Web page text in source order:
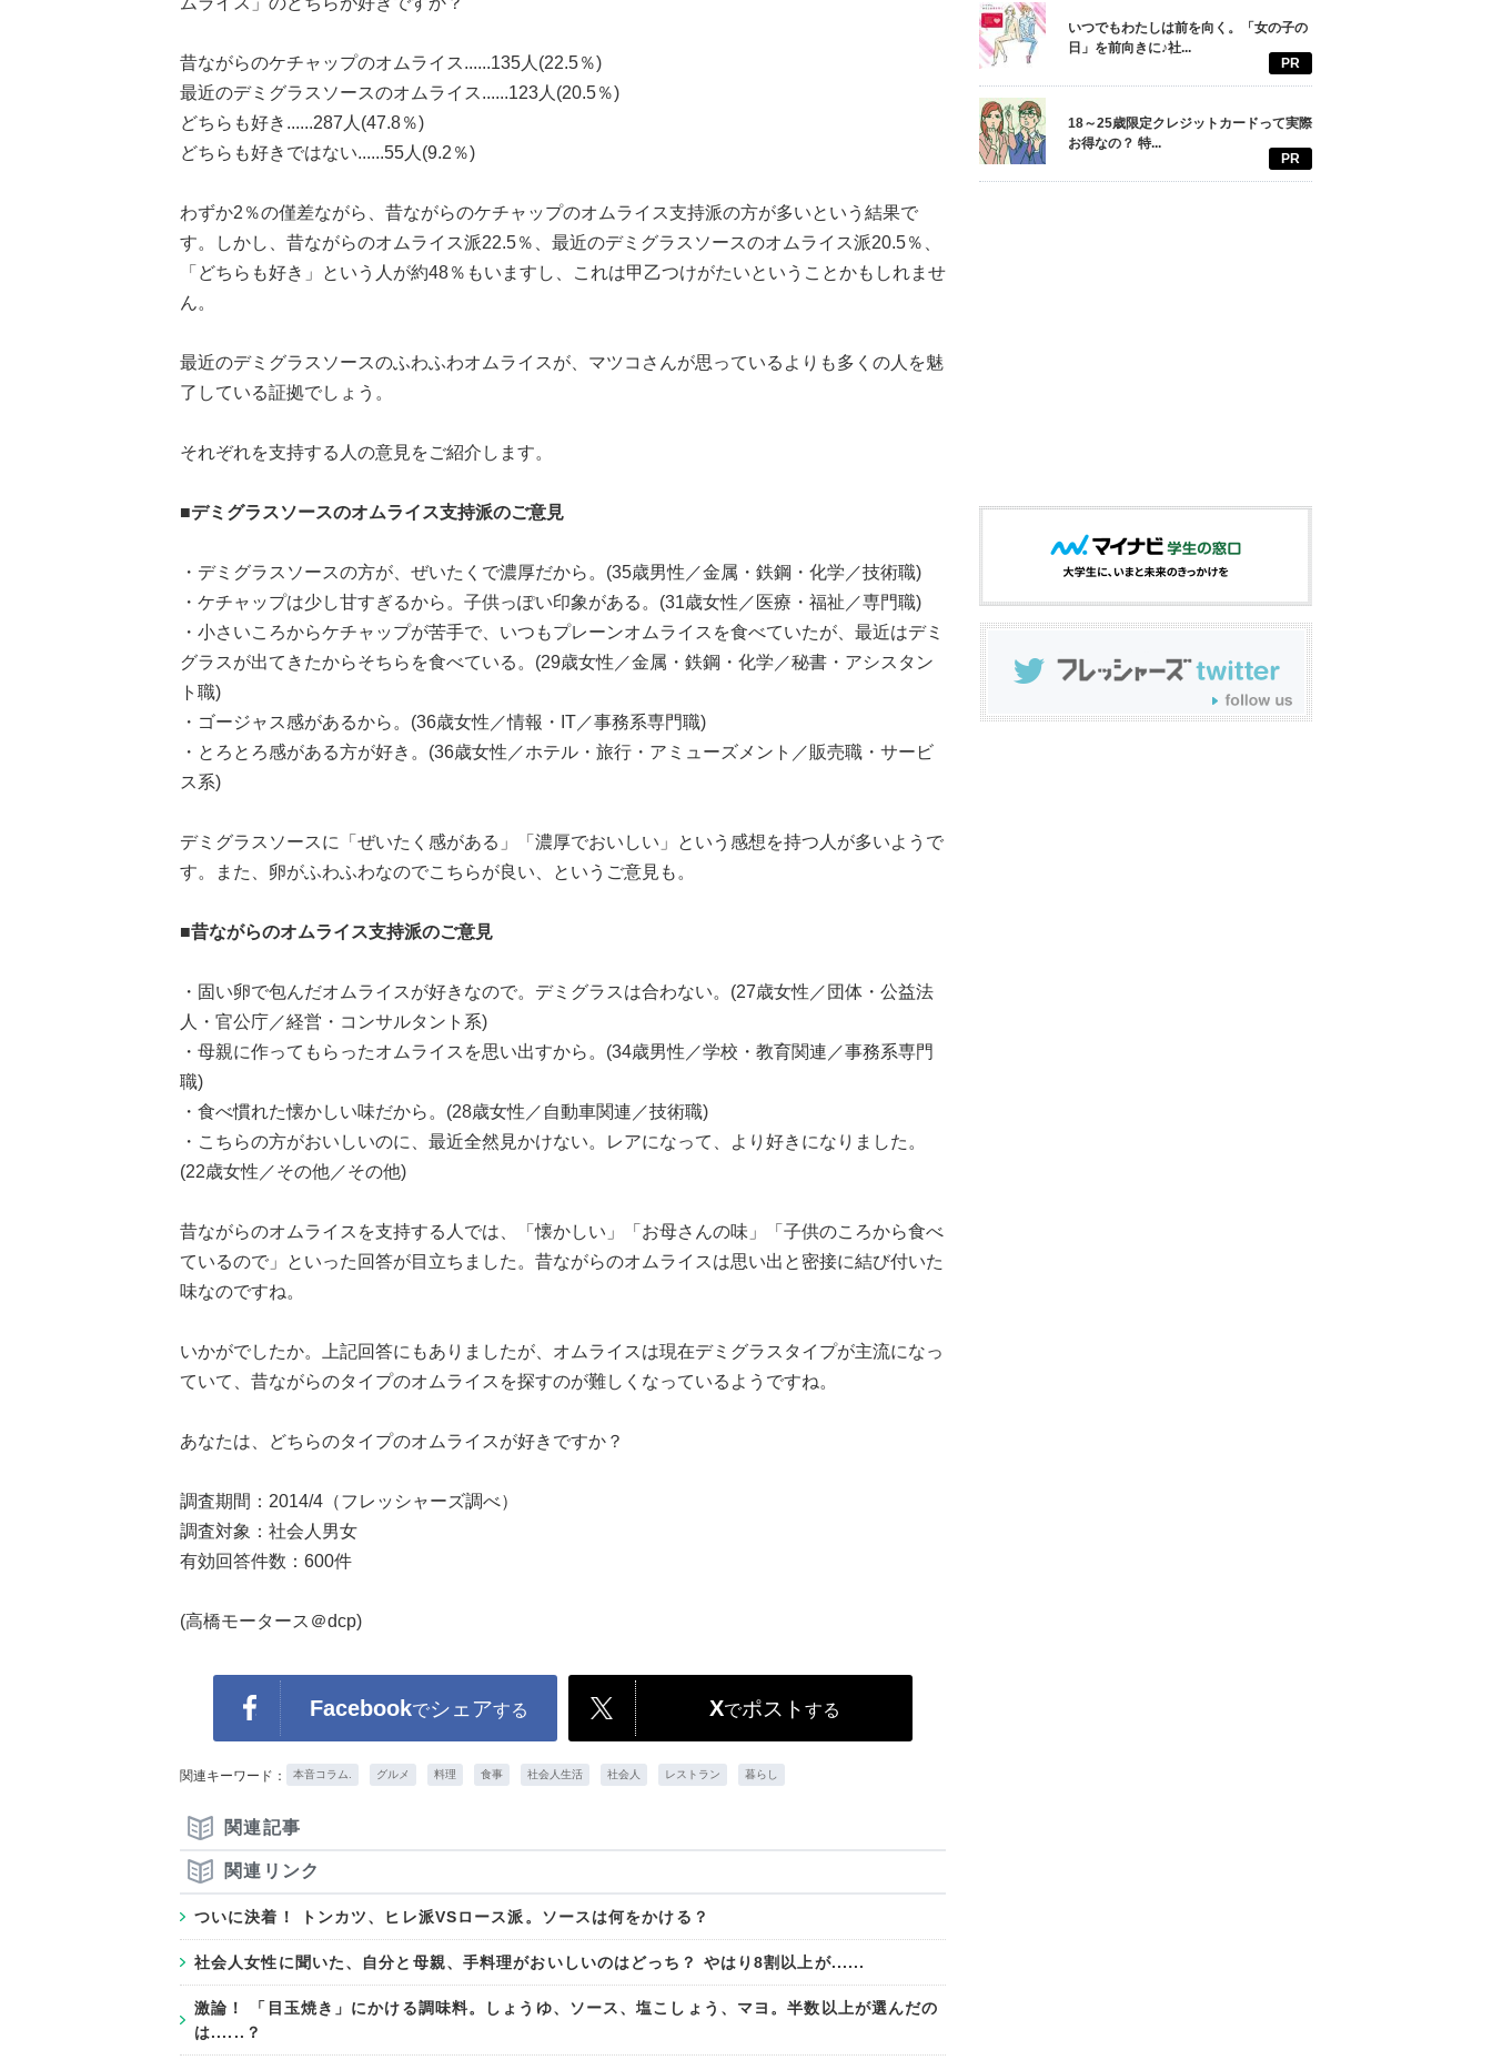
昔ながらのケチャップのオムライス......135人(22.5％)
最近のデミグラスソースのオムライス......123人(20.5％)
どちらも好き......287人(47.8％)
どちらも好きではない......55人(9.2％)
わずか2％の僅差ながら、昔ながらのケチャップのオムライス支持派の方が多いという結果で
す。しかし、昔ながらのオムライス派22.5％、最近のデミグラスソースのオムライス派20.5％、
「どちらも好き」という人が約48％もいますし、これは甲乙つけがたいということかもしれませ
ん。
最近のデミグラスソースのふわふわオムライスが、マツコさんが思っているよりも多くの人を魅
了している証拠でしょう。
それぞれを支持する人の意見をご紹介します。
■デミグラスソースのオムライス支持派のご意見
・デミグラスソースの方が、ぜいたくで濃厚だから。(35歳男性／金属・鉄鋼・化学／技術職)
・ケチャップは少し甘すぎるから。子供っぽい印象がある。(31歳女性／医療・福祉／専門職)
・小さいころからケチャップが苦手で、いつもプレーンオムライスを食べていたが、最近はデミ
グラスが出てきたからそちらを食べている。(29歳女性／金属・鉄鋼・化学／秘書・アシスタン
ト職)
・ゴージャス感があるから。(36歳女性／情報・IT／事務系専門職)
・とろとろ感がある方が好き。(36歳女性／ホテル・旅行・アミューズメント／販売職・サービ
ス系)
デミグラスソースに「ぜいたく感がある」「濃厚でおいしい」という感想を持つ人が多いようで
す。また、卵がふわふわなのでこちらが良い、というご意見も。
■昔ながらのオムライス支持派のご意見
・固い卵で包んだオムライスが好きなので。デミグラスは合わない。(27歳女性／団体・公益法
人・官公庁／経営・コンサルタント系)
・母親に作ってもらったオムライスを思い出すから。(34歳男性／学校・教育関連／事務系専門
職)
・食べ慣れた懐かしい味だから。(28歳女性／自動車関連／技術職)
・こちらの方がおいしいのに、最近全然見かけない。レアになって、より好きになりました。
(22歳女性／その他／その他)
昔ながらのオムライスを支持する人では、「懐かしい」「お母さんの味」「子供のころから食べ
ているので」といった回答が目立ちました。昔ながらのオムライスは思い出と密接に結び付いた
味なのですね。
いかがでしたか。上記回答にもありましたが、オムライスは現在デミグラスタイプが主流になっ
ていて、昔ながらのタイプのオムライスを探すのが難しくなっているようですね。
あなたは、どちらのタイプのオムライスが好きですか？
調査期間：2014/4（フレッシャーズ調べ）
調査対象：社会人男女
有効回答件数：600件
(高橋モータース＠dcp)
Facebookでシェアする Xでポスト する
関連キーワード： 本音コラム. グルメ 料理 食事 社会人生活 社会人 レストラン 暮らし
関連記事
関連リンク
ついに決着！ トンカツ、ヒレ派VSロース派。ソースは何をかける？
社会人女性に聞いた、自分と母親、手料理がおいしいのはどっち？ やはり8割以上が......
激論！ 「目玉焼き」にかける調味料。しょうゆ、ソース、塩こしょう、マヨ。半数以上が選んだの
は......？
いつでもわたしは前を向く。「女の子の
日」を前向きに♪社...
PR
18～25歳限定クレジットカードって実際
お得なの？ 特...
PR